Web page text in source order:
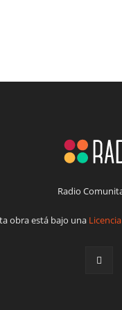
Radio
obra está bajo una